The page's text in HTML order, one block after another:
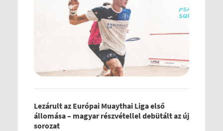
Lezárult az Európai Muaythai Liga első
állomása – magyar részvétellel debütált az új
sorozat